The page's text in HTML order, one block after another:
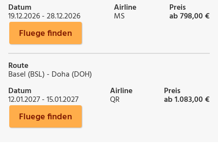
Datum
19.12.2026 - 28.12.2026
Airline
MS
Preis
ab 798,00 €
Fluege finden
Route
Basel (BSL) - Doha (DOH)
Datum
12.01.2027 - 15.01.2027
Airline
QR
Preis
ab 1.083,00 €
Fluege finden